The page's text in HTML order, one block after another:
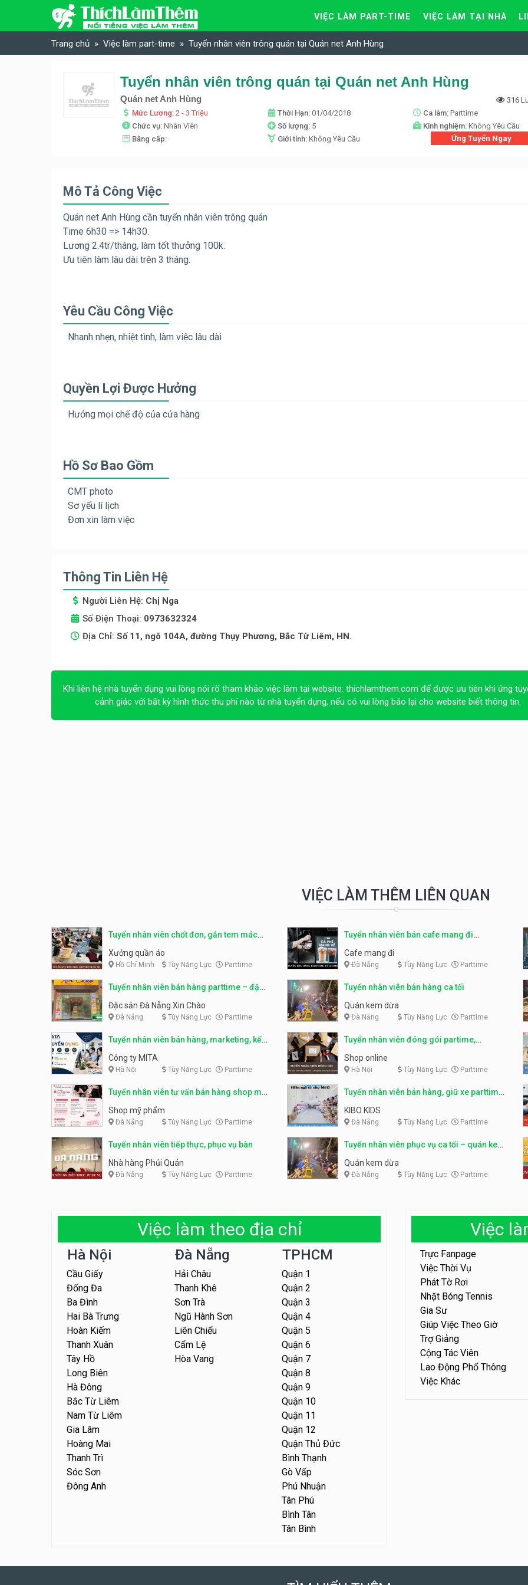
Skip to content
VIỆC LÀM PART-TIME VIỆC LÀM TẠI NHÀ
Trang chủ Việc làm part-time Tuyển nhân viên trông quán tại Quán net Anh Hùng
Tuyển nhân viên trông quán tại Quán net Anh Hùng
Quán net Anh Hùng
316
Mức Lương: 2 - 3 Triệu Thời Hạn: 01/04/2018 Ca làm: Parttime
Chức vụ: Nhân Viên Số lượng: 5 Kinh nghiệm: Không Yêu Cầu
Bằng cấp:
Giới tính: Không Yêu Cầu Ứng Tuyển Ngay
Mô Tả Công Việc
Quán net Anh Hùng cần tuyển nhân viên trông quán
Time 6h30 => 14h30.
Lương 2.4tr/tháng, làm tốt thưởng 100k.
Ưu tiên làm lâu dài trên 3 tháng.
Yêu Cầu Công Việc
Nhanh nhẹn, nhiệt tình, làm việc lâu dài
Quyền Lợi Được Hưởng
Hưởng mọi chế độ của cửa hàng
Hồ Sơ Bao Gồm
CMT photo
Sơ yếu lí lịch
Đơn xin làm việc
Thông Tin Liên Hệ
Người Liên Hệ: Chị Nga
Số Điện Thoại: 0973632324
Địa Chỉ: Số 11, ngõ 104A, đường Thụy Phương, Bắc Từ Liêm, HN.
Khi liên hệ nhà tuyển dụng vui lòng nói rõ tham khảo việc làm tại website: thichlamthem.com để được ưu tiên khi ứng
cảnh giác với bất kỳ hình thức thu phí nào từ nhà tuyển dụng, nếu có vui lòng báo lại cho website biết thông tin.
VIỆC LÀM THÊM LIÊN QUAN
Tuyển nhân viên chốt đơn, gắn tem mác
sản phẩm
Xưởng quần áo
Hồ Chí Minh Tùy Năng Lực Parttime
Tuyển nhân viên bán cafe mang đi
parttime, fulltime
Cafe mang đi
Đà Nẵng Tùy Năng Lực Parttime
Tuyển nhân viên bán hàng parttime – đặc
sản Đà Nẵng
Đặc sản Đà Nẵng Xin Chào
Đà Nẵng Tùy Năng Lực Parttime
Tuyển nhân viên bán hàng ca tối
Quán kem dừa
Đà Nẵng Tùy Năng Lực Parttime
Tuyển nhân viên bán hàng, marketing, kế
toán, kho – parttime, fulltime
Công ty MITA
Hà Nội Tùy Năng Lực Parttime
Tuyển nhân viên đóng gói partime,
fulltime
Shop online
Hà Nội Tùy Năng Lực Parttime
Tuyển nhân viên tư vấn bán hàng shop mỹ
phẩm
Shop mỹ phẩm
Đà Nẵng Tùy Năng Lực Parttime
Tuyển nhân viên bán hàng, giữ xe parttime
– Kibo Kid
KIBO KIDS
Đà Nẵng Tùy Năng Lực Parttime
Tuyển nhân viên tiếp thực, phục vụ bàn
Nhà hàng Phủi Quán
Đà Nẵng Tùy Năng Lực Parttime
Tuyển nhân viên phục vụ ca tối – quán kem
dừa
Quán kem dừa
Đà Nẵng Tùy Năng Lực Parttime
Việc làm theo địa chỉ
Hà Nội
Cầu Giấy
Đống Đa
Ba Đình
Hai Bà Trưng
Hoàn Kiếm
Thanh Xuân
Tây Hồ
Long Biên
Hà Đông
Bắc Từ Liêm
Nam Từ Liêm
Gia Lâm
Hoàng Mai
Thanh Trì
Sóc Sơn
Đông Anh
Đà Nẵng
Hải Châu
Thanh Khê
Sơn Trà
Ngũ Hành Sơn
Liên Chiểu
Cẩm Lệ
Hòa Vang
TPHCM
Quận 1
Quận 2
Quận 3
Quận 4
Quận 5
Quận 6
Quận 7
Quận 8
Quận 9
Quận 10
Quận 11
Quận 12
Quận Thủ Đức
Bình Thạnh
Gò Vấp
Phú Nhuận
Tân Phú
Bình Tân
Tân Bình
Việc
Trực Fanpage
Việc Thời Vụ
Phát Tờ Rơi
Nhặt Bóng Tennis
Gia Sư
Giúp Việc Theo Giờ
Trợ Giảng
Cộng Tác Viên
Lao Động Phổ Thông
Việc Khác